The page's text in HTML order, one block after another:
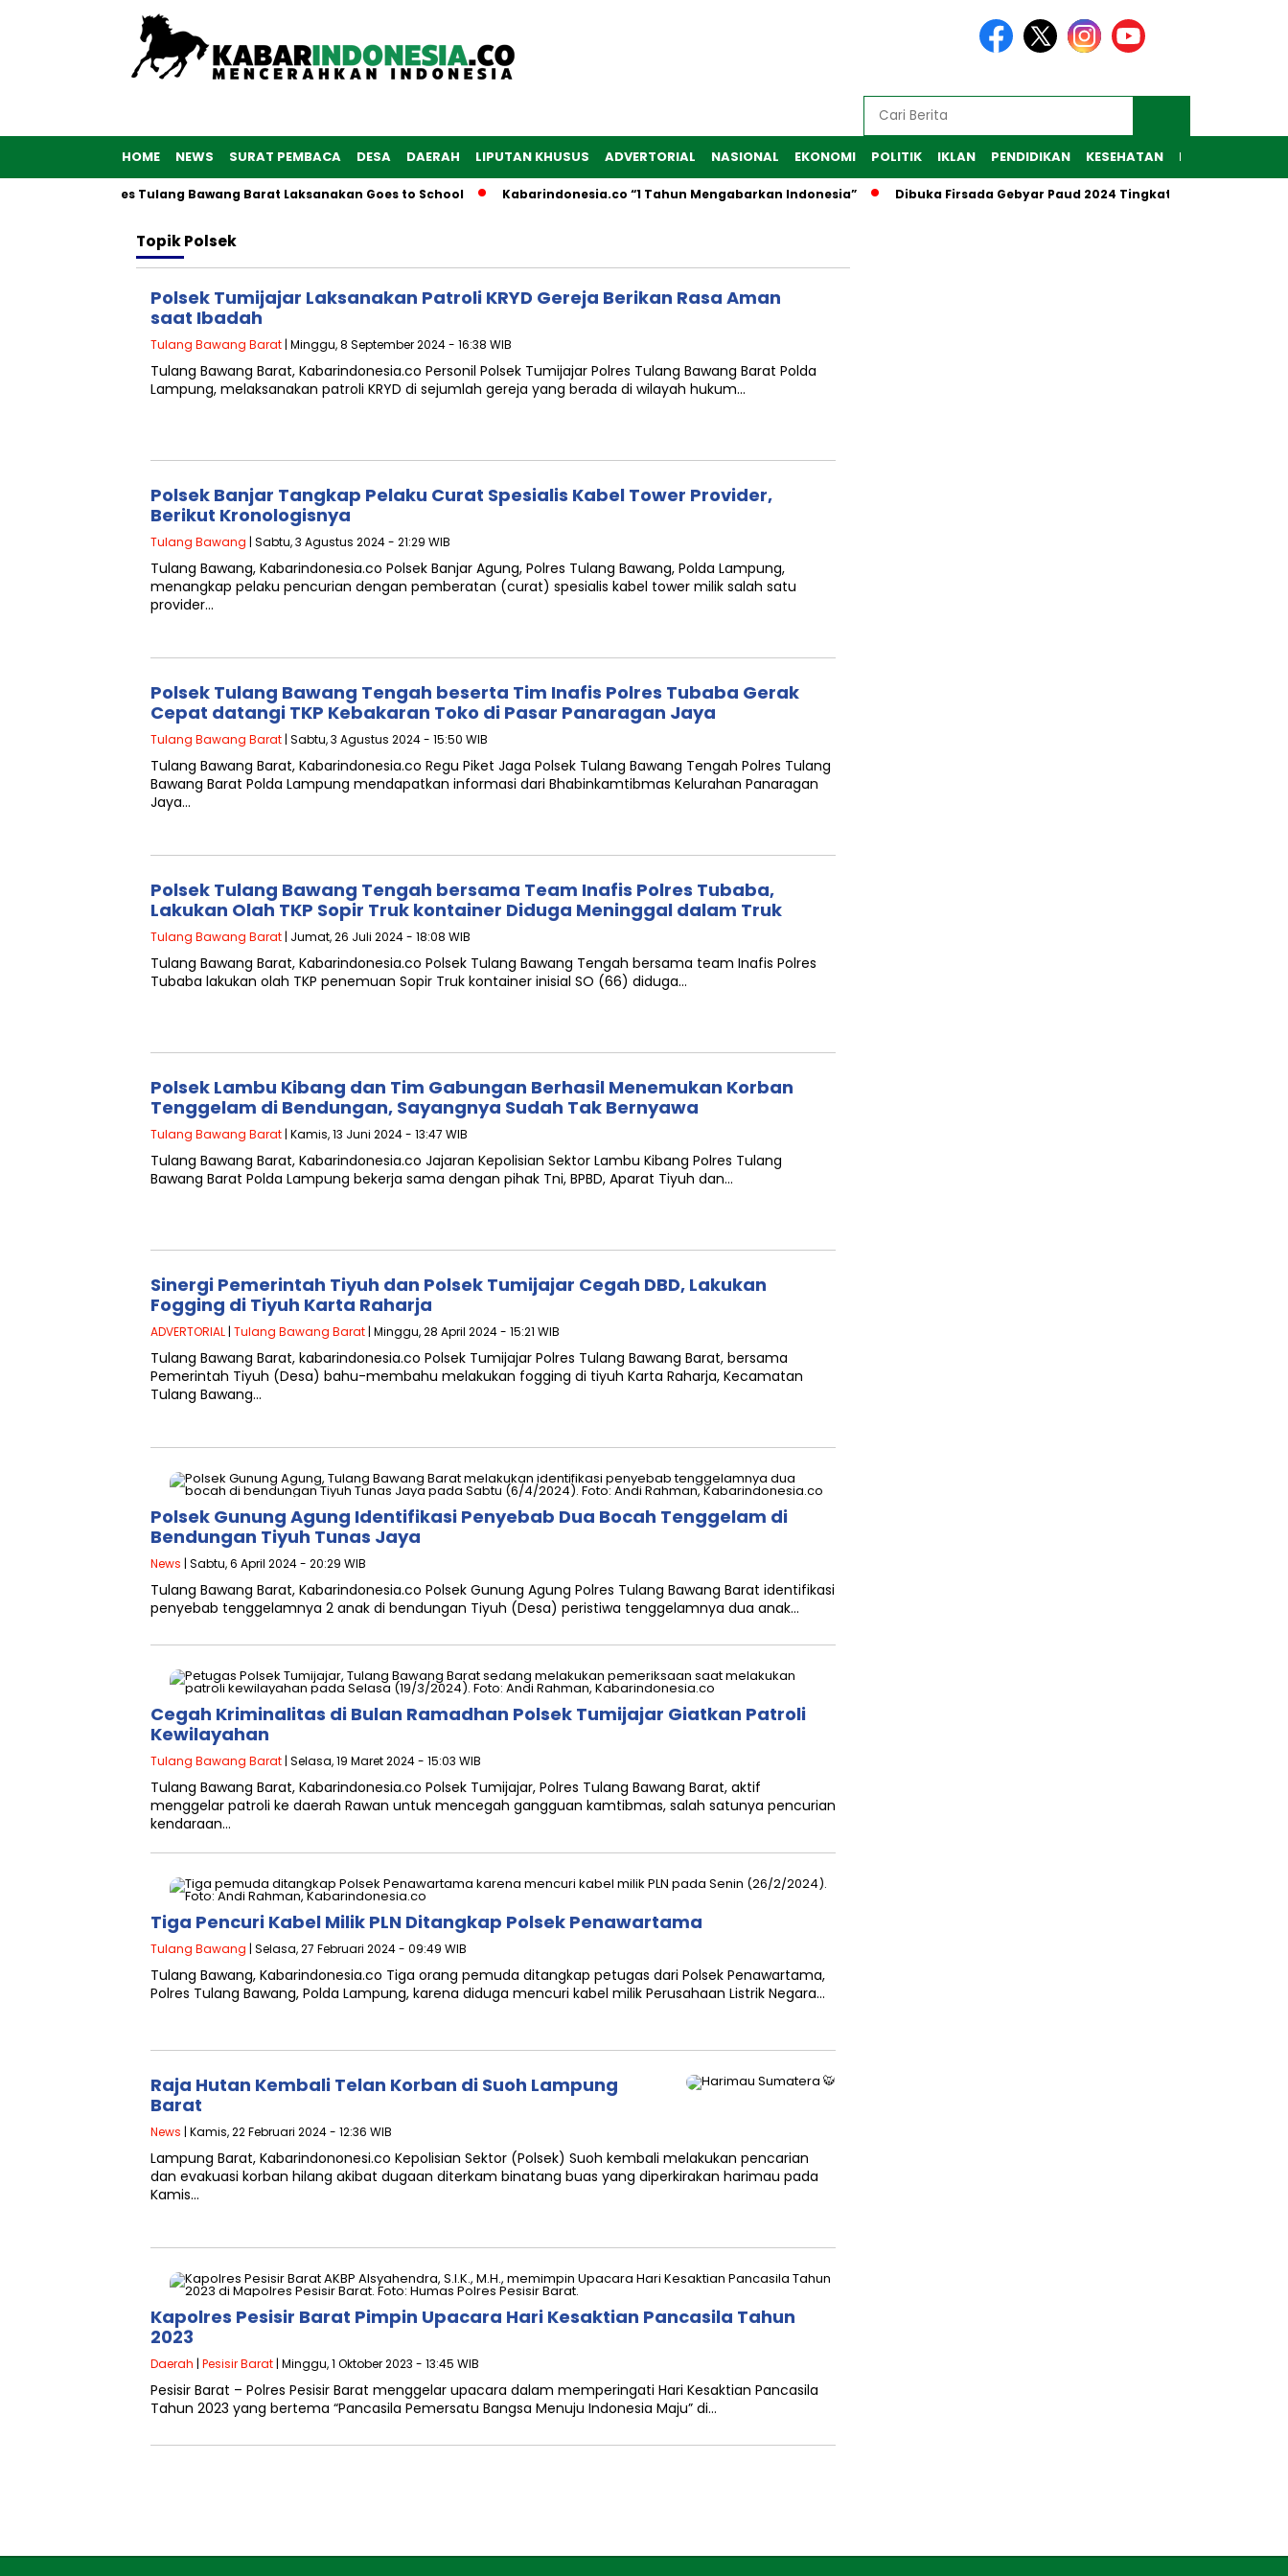
HOME NEWS SURAT PEMBACA DESA DAERAH LIPUTAN KHUSUS ADVERTORIAL NASIONAL EKONOMI POLITIK IKLAN PENDIDIKAN KESEHATAN RAGAM
Polwan Polres Tulang Bawang Barat Laksanakan Goes to School Kabarindonesia.co “1 Tahun Mengabarkan Indonesia” Dibuka Firsada Gebyar Paud 2024 Tingkat Kabupaten Tubaba
TopikPolsek
Polsek Tumijajar Laksanakan Patroli KRYD Gereja Berikan Rasa Aman
saat Ibadah
Tulang Bawang Barat | Minggu, 8 September 2024 - 16:38 WIB
Tulang Bawang Barat, Kabarindonesia.co Personil Polsek Tumijajar Polres Tulang Bawang Barat Polda
Lampung, melaksanakan patroli KRYD di sejumlah gereja yang berada di wilayah hukum…
Polsek Banjar Tangkap Pelaku Curat Spesialis Kabel Tower Provider,
Berikut Kronologisnya
Tulang Bawang | Sabtu, 3 Agustus 2024 - 21:29 WIB
Tulang Bawang, Kabarindonesia.co Polsek Banjar Agung, Polres Tulang Bawang, Polda Lampung,
menangkap pelaku pencurian dengan pemberatan (curat) spesialis kabel tower milik salah satu
provider…
Polsek Tulang Bawang Tengah beserta Tim Inafis Polres Tubaba Gerak
Cepat datangi TKP Kebakaran Toko di Pasar Panaragan Jaya
Tulang Bawang Barat | Sabtu, 3 Agustus 2024 - 15:50 WIB
Tulang Bawang Barat, Kabarindonesia.co Regu Piket Jaga Polsek Tulang Bawang Tengah Polres Tulang
Bawang Barat Polda Lampung mendapatkan informasi dari Bhabinkamtibmas Kelurahan Panaragan
Jaya…
Polsek Tulang Bawang Tengah bersama Team Inafis Polres Tubaba,
Lakukan Olah TKP Sopir Truk kontainer Diduga Meninggal dalam Truk
Tulang Bawang Barat | Jumat, 26 Juli 2024 - 18:08 WIB
Tulang Bawang Barat, Kabarindonesia.co Polsek Tulang Bawang Tengah bersama team Inafis Polres
Tubaba lakukan olah TKP penemuan Sopir Truk kontainer inisial SO (66) diduga…
Polsek Lambu Kibang dan Tim Gabungan Berhasil Menemukan Korban
Tenggelam di Bendungan, Sayangnya Sudah Tak Bernyawa
Tulang Bawang Barat | Kamis, 13 Juni 2024 - 13:47 WIB
Tulang Bawang Barat, Kabarindonesia.co Jajaran Kepolisian Sektor Lambu Kibang Polres Tulang
Bawang Barat Polda Lampung bekerja sama dengan pihak Tni, BPBD, Aparat Tiyuh dan…
Sinergi Pemerintah Tiyuh dan Polsek Tumijajar Cegah DBD, Lakukan
Fogging di Tiyuh Karta Raharja
ADVERTORIAL | Tulang Bawang Barat | Minggu, 28 April 2024 - 15:21 WIB
Tulang Bawang Barat, kabarindonesia.co Polsek Tumijajar Polres Tulang Bawang Barat, bersama
Pemerintah Tiyuh (Desa) bahu-membahu melakukan fogging di tiyuh Karta Raharja, Kecamatan
Tulang Bawang…
Polsek Gunung Agung Identifikasi Penyebab Dua Bocah Tenggelam di
Bendungan Tiyuh Tunas Jaya
News | Sabtu, 6 April 2024 - 20:29 WIB
Tulang Bawang Barat, Kabarindonesia.co Polsek Gunung Agung Polres Tulang Bawang Barat identifikasi
penyebab tenggelamnya 2 anak di bendungan Tiyuh (Desa) peristiwa tenggelamnya dua anak…
Cegah Kriminalitas di Bulan Ramadhan Polsek Tumijajar Giatkan Patroli
Kewilayahan
Tulang Bawang Barat | Selasa, 19 Maret 2024 - 15:03 WIB
Tulang Bawang Barat, Kabarindonesia.co Polsek Tumijajar, Polres Tulang Bawang Barat, aktif
menggelar patroli ke daerah Rawan untuk mencegah gangguan kamtibmas, salah satunya pencurian
kendaraan…
Tiga Pencuri Kabel Milik PLN Ditangkap Polsek Penawartama
Tulang Bawang | Selasa, 27 Februari 2024 - 09:49 WIB
Tulang Bawang, Kabarindonesia.co Tiga orang pemuda ditangkap petugas dari Polsek Penawartama,
Polres Tulang Bawang, Polda Lampung, karena diduga mencuri kabel milik Perusahaan Listrik Negara…
Raja Hutan Kembali Telan Korban di Suoh Lampung
Barat
News | Kamis, 22 Februari 2024 - 12:36 WIB
Lampung Barat, Kabarindononesi.co Kepolisian Sektor (Polsek) Suoh kembali melakukan pencarian
dan evakuasi korban hilang akibat dugaan diterkam binatang buas yang diperkirakan harimau pada
Kamis…
Kapolres Pesisir Barat Pimpin Upacara Hari Kesaktian Pancasila Tahun
2023
Daerah | Pesisir Barat | Minggu, 1 Oktober 2023 - 13:45 WIB
Pesisir Barat – Polres Pesisir Barat menggelar upacara dalam memperingati Hari Kesaktian Pancasila
Tahun 2023 yang bertema “Pancasila Pemersatu Bangsa Menuju Indonesia Maju” di…